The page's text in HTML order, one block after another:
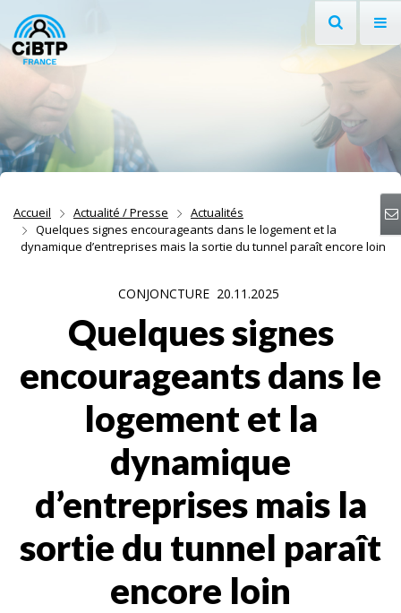
Aller au contenu
Aller à la recherche
Aller à la navigation
Accueil Actualité / Presse
Actualités
Quelques signes encourageants dans le logement et la
dynamique d’entreprises mais la sortie du tunnel paraît encore loin
CONJONCTURE 20.11.2025
Quelques signes
encourageants dans le
logement et la
dynamique
d’entreprises mais la
sortie du tunnel paraît
encore loin